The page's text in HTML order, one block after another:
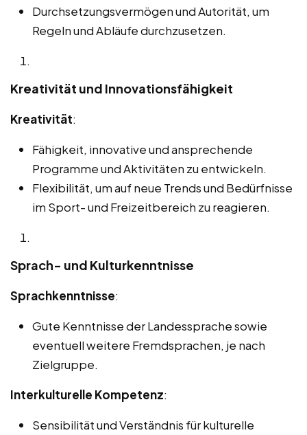
Durchsetzungsvermögen und Autorität, um
Regeln und Abläufe durchzusetzen.
Kreativität und Innovationsfähigkeit
Kreativität:
Fähigkeit, innovative und ansprechende
Programme und Aktivitäten zu entwickeln.
Flexibilität, um auf neue Trends und Bedürfnisse
im Sport- und Freizeitbereich zu reagieren.
Sprach- und Kulturkenntnisse
Sprachkenntnisse:
Gute Kenntnisse der Landessprache sowie
eventuell weitere Fremdsprachen, je nach
Zielgruppe.
Interkulturelle Kompetenz:
Sensibilität und Verständnis für kulturelle